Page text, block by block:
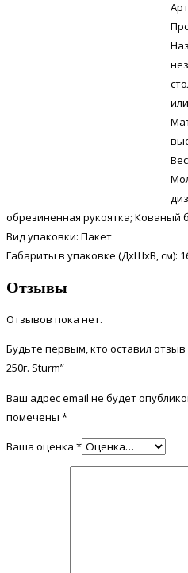
обрезиненная рукоятка; Кованый
Вид упаковки: Пакет
Габариты в упаковке (ДхШхВ, см):
Отзывы
Отзывов пока нет.
Будьте первым, кто оставил
250г. Sturm”
Ваш адрес email не будет
помечены *
Ваша оценка *